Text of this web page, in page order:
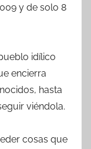
y de solo 8
idílico
encierra
hasta
viéndola.
cosas que